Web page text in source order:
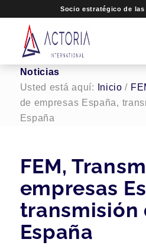
Socio estratégico de las
Noticias
Usted está aquí:
Inicio /
de empresas España,
España
FEM,
empresas
transmisión
España